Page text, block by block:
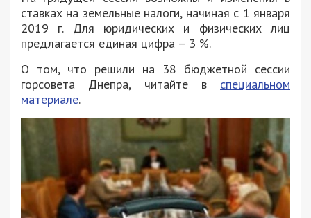
ставках на земельные налоги, начиная с 1 января
2019 г. Для юридических и физических лиц
предлагается единая цифра – 3 %.
О том, что решили на 38 бюджетной сессии
горсовета Днепра, читайте в специальном
материале.